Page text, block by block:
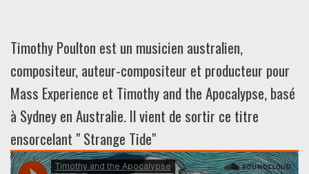
Timothy Poulton est un musicien australien,
compositeur, auteur-compositeur et producteur pour
Mass Experience et Timothy and the Apocalypse, basé
à Sydney en Australie. Il vient de sortir ce titre
ensorcelant " Strange Tide"